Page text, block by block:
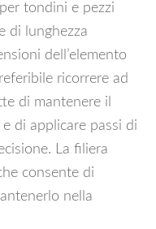
tondini e pezzi
di lunghezza
dell’elemento
ricorrere ad
di mantenere il
di applicare passi di
La filiera
consente di
nella